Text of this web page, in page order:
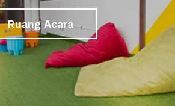
Ruang Acara